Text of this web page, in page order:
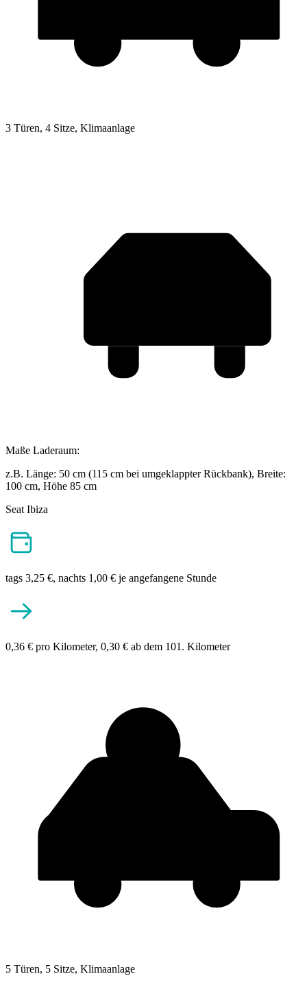
3 Türen, 4 Sitze, Klimaanlage
Maße Laderaum:
z.B. Länge: 50 cm (115 cm bei umgeklappter Rückbank), Breite:
100 cm, Höhe 85 cm
Seat Ibiza
tags 3,25 €, nachts 1,00 € je angefangene Stunde
0,36 € pro Kilometer, 0,30 € ab dem 101. Kilometer
5 Türen, 5 Sitze, Klimaanlage